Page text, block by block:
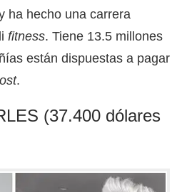
ha hecho una carrera
fitness. Tiene 13.5 millones
están dispuestas a pagar
.
(37.400 dólares